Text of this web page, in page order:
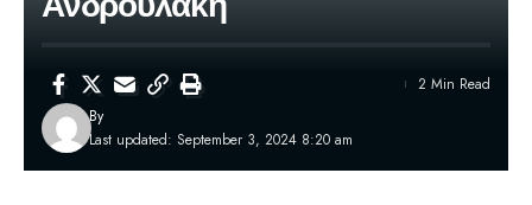
Last updated: September 3, 2024 8:20 am
By
2 Min Read